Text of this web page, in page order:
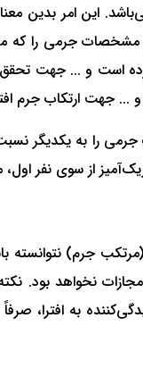
این امر
جرمی را که
است و ... جهت
... جهت ارتکاب جرم
جرمی را به
از سوی نفر اول،
جرم) نتوانسته
مجازات نخواهد
به